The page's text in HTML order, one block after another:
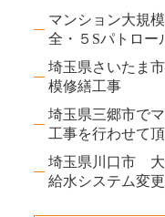
マンション大
全・５Sパトロー
埼玉県さいたま
模修繕工事
埼玉県三郷市で
工事を行わせて
埼玉県川口市 大
給水システム変